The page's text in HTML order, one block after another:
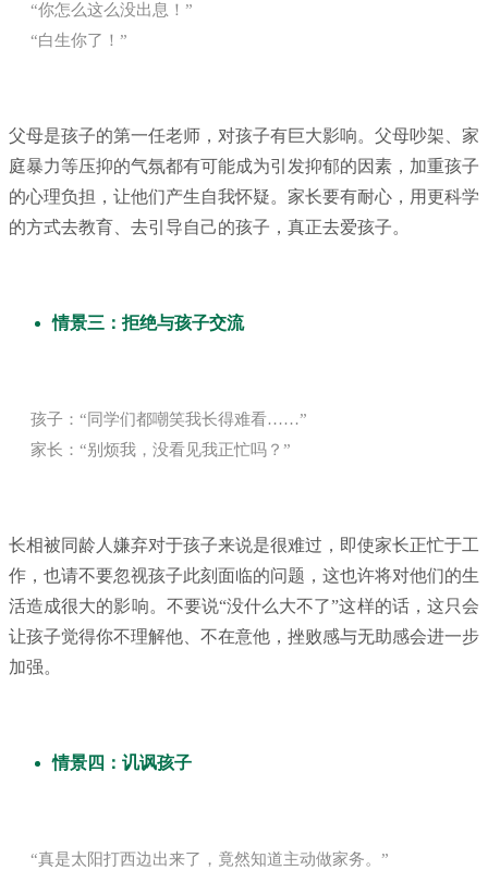
“你怎么这么没出息！”
“白生你了！”
父母是孩子的第一任老师，对孩子有巨大影响。父母吵架、家
庭暴力等压抑的气氛都有可能成为引发抑郁的因素，加重孩子
的心理负担，让他们产生自我怀疑。家长要有耐心，用更科学
的方式去教育、去引导自己的孩子，真正去爱孩子。
情景三：拒绝与孩子交流
孩子：“同学们都嘲笑我长得难看……”
家长：“别烦我，没看见我正忙吗？”
长相被同龄人嫌弃对于孩子来说是很难过，即使家长正忙于工
作，也请不要忽视孩子此刻面临的问题，这也许将对他们的生
活造成很大的影响。不要说“没什么大不了”这样的话，这只会
让孩子觉得你不理解他、不在意他，挫败感与无助感会进一步
加强。
情景四：讥讽孩子
“真是太阳打西边出来了，竟然知道主动做家务。”